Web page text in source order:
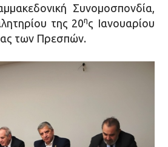
Συνομοσπονδία,
της 20ης Ιανουαρίου
των Πρεσπών.